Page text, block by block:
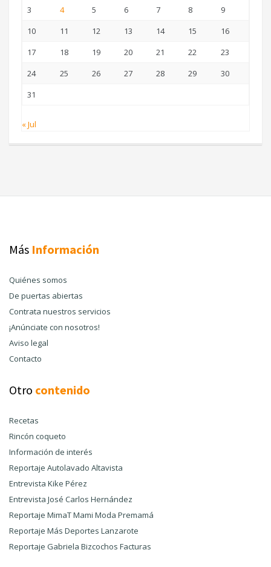
3
4 5 6 7 8
9
10
11 12 13 14 15
16
17
18 19 20 21 22
23
24
25 26 27 28 29
30
31
« Jul
Más Información
Quiénes somos
De puertas abiertas
Contrata nuestros servicios
¡Anúnciate con nosotros!
Aviso legal
Contacto
Otro contenido
Recetas
Rincón coqueto
Información de interés
Reportaje Autolavado Altavista
Entrevista Kike Pérez
Entrevista José Carlos Hernández
Reportaje MimaT Mami Moda Premamá
Reportaje Más Deportes Lanzarote
Reportaje Gabriela Bizcochos Facturas